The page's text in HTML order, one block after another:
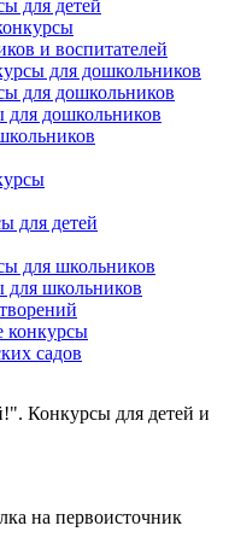
для детей
и воспитателей
для дошкольников
для дошкольников
для дошкольников
для детей
для школьников
для школьников
конкурсы
садов
Конкурсы для детей и
на первоисточник